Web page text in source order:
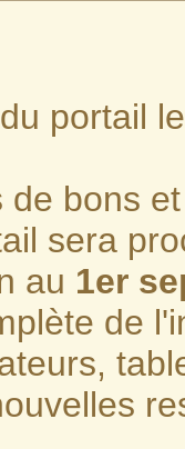
portail
de bons
sera
au 1er
de